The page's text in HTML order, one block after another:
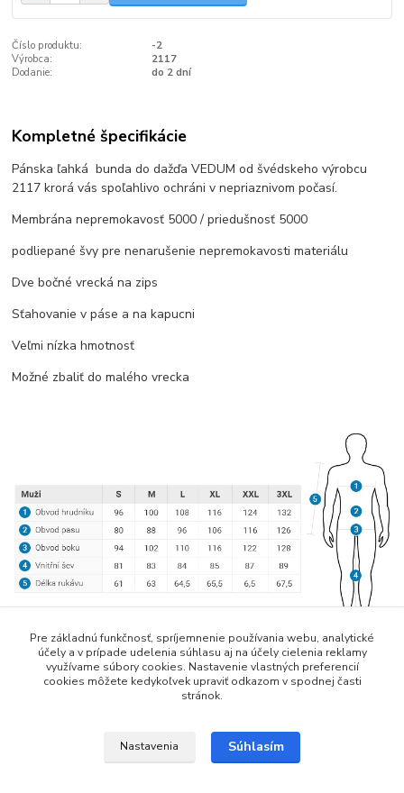
Číslo produktu:
-2
Výrobca:
2117
Dodanie:
do 2 dní
Kompletné špecifikácie
Pánska ľahká bunda do dažďa VEDUM od švédskeho výrobcu
2117 krorá vás spoľahlivo ochráni v nepriaznivom počasí.
Membrána nepremokavosť 5000 / priedušnosť 5000
podliepané švy pre nenarušenie nepremokavosti materiálu
Dve bočné vrecká na zips
Sťahovanie v páse a nakapucni
Veľmi nízka hmotnosť
Možné zbaliť do malého vrecka
Outdoorové bundy
Pre základnú funkčnosť, spríjemnenie používania webu, analytické
účely a v prípade udelenia súhlasu aj na účely cielenia reklamy
využívame súbory cookies. Nastavenie vlastných preferencií
cookies môžete kedykoľvek upraviť odkazom v spodnej časti
stránok.
Nastavenia Súhlasím